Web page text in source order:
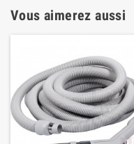
Vous aimerez aussi